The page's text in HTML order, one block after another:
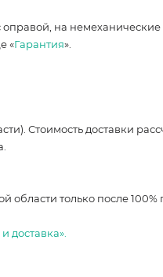
оправой, на
«Гарантия».
Стоимость доставки
области только после 100%
доставка».